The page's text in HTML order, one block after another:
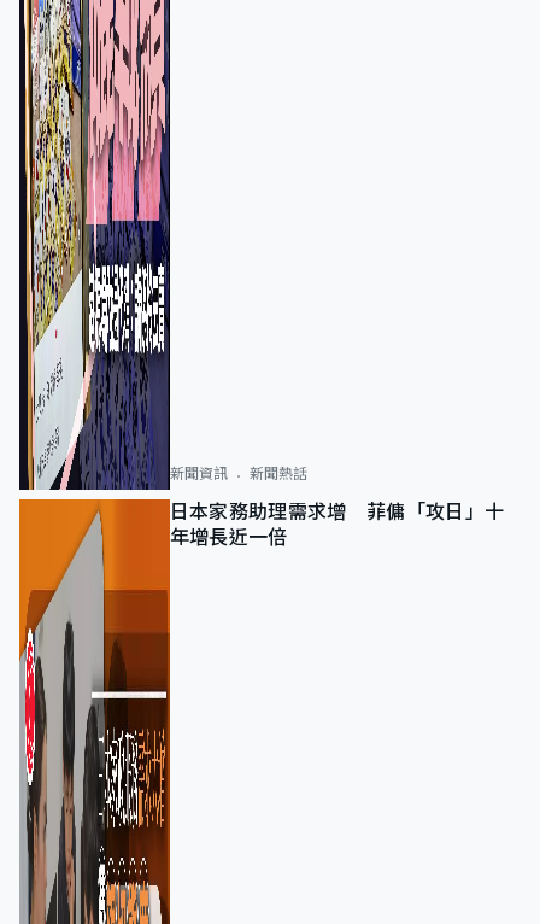
新聞資訊 新聞熱話
日本家務助理需求增 菲傭「攻日」十
年增長近一倍